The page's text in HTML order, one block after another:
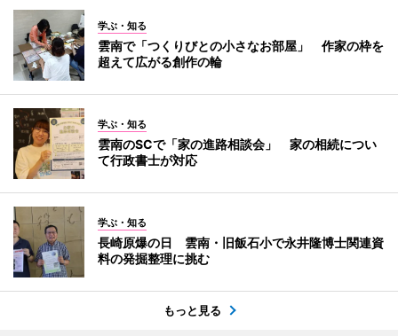
学ぶ・知る
雲南で「つくりびとの小さなお部屋」 作家の枠を
超えて広がる創作の輪
学ぶ・知る
雲南のSCで「家の進路相談会」 家の相続につい
て行政書士が対応
学ぶ・知る
長崎原爆の日 雲南・旧飯石小で永井隆博士関連資
料の発掘整理に挑む
もっと見る